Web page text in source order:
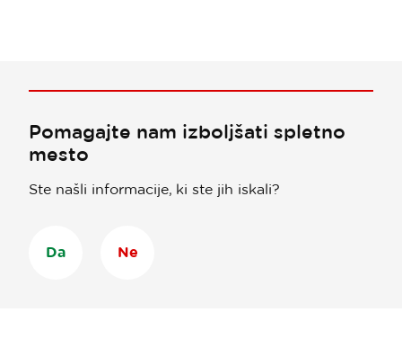
Pomagajte nam izboljšati spletno
mesto
Ste našli informacije, ki ste jih iskali?
Da Ne